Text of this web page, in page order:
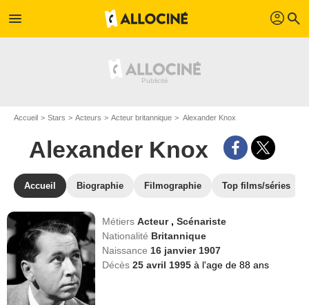
menu profil search
Accueil Stars Acteurs Acteur britannique Alexander Knox
Alexander Knox
Accueil Biographie Filmographie Top films/séries
MétiersActeur ,Scénariste
Nationalité Britannique
Naissance 16 janvier 1907
Décès25 avril 1995à l'age de 88 ans